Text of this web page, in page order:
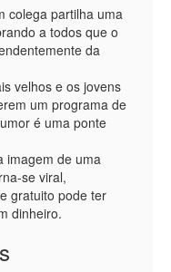
colega partilha uma
a todos que o
da
velhos e os jovens
um programa de
é uma ponte
imagem de uma
se viral,
gratuito pode ter
dinheiro.